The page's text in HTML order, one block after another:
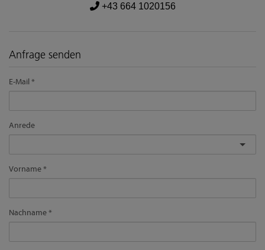
+43 664 1020156
Anfrage senden
E-Mail
Anrede
Vorname
Nachname